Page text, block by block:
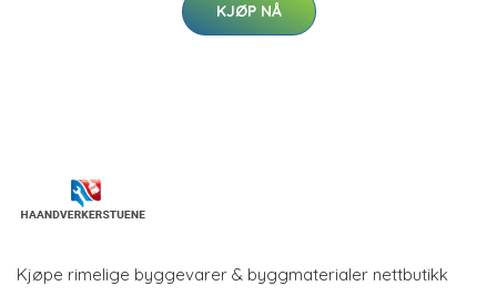
KJØP NÅ
Kjøpe rimelige byggevarer & byggmaterialer nettbutikk